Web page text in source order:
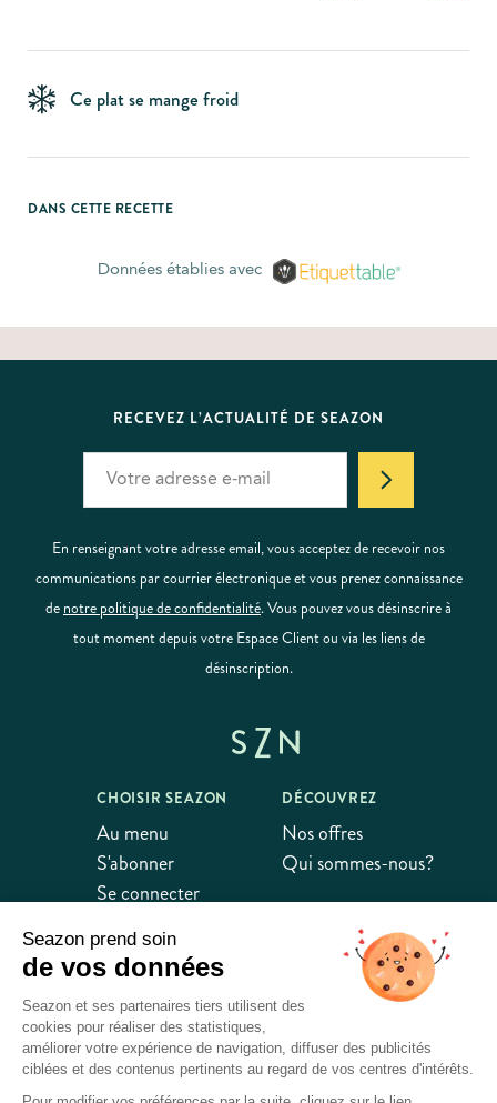
Seazon prend soin
de vos données
Seazon et ses partenaires tiers utilisent des
cookies pour réaliser des statistiques,
améliorer votre expérience de navigation, diffuser des publicités
ciblées et des contenus pertinents au regard de vos centres d'intérêts.
Ce plat se mange froid
DANS CETTE RECETTE
Données établies avec
RECEVEZ L’ACTUALITÉ DE SEAZON
En renseignant votre adresse email, vous acceptez de recevoir nos
communications par courrier électronique et vous prenez connaissance
de notre politique de confidentialité. Vous pouvez vous désinscrire à
tout moment depuis votre Espace Client ou via les liens de
désinscription.
CHOISIR SEAZON
Au menu
S'abonner
Se connecter
DÉCOUVREZ
Nos offres
Qui sommes-nous?
AIDE
Nous contacter